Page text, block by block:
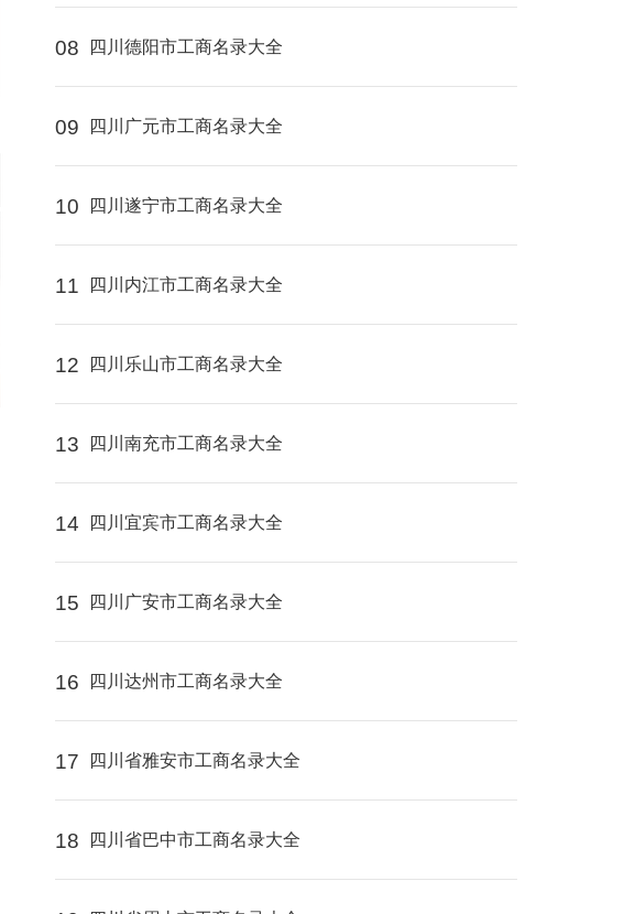
08 四川德阳市工商名录大全
09 四川广元市工商名录大全
10 四川遂宁市工商名录大全
11 四川内江市工商名录大全
12 四川乐山市工商名录大全
13 四川南充市工商名录大全
14 四川宜宾市工商名录大全
15 四川广安市工商名录大全
16 四川达州市工商名录大全
17 四川省雅安市工商名录大全
18 四川省巴中市工商名录大全